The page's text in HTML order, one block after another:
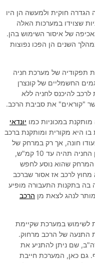
חוקית ולמעשה הן היו
שצוידו במערכות האלה
של איסור השימוש בהן.
השנים הן הפכו נפוצות
תפקודיה של מערכת חניה
החשמליים של קונצרן
להיכנס לחניה ללא
"קוראים" את סביבת הרכב.
במכוניות כמו יונדאי
בו היא מקורית ומותקנת ברכב
חונה, אך רק במרחק של
עד שישה מטרים, מהירות הרכב בעת תמרון החניה תהיה עד 10 קמ"ש,
המרחק שהוא נוסע לחפש
נמצא מחוץ לרכב אז אסור שברכב
בה בתקנות התעבורה מופיע
לנהג לצאת מן הרכב
לשימוש במערכת שקיימת
התנעה של הרכב מרחוק.
שם ניתן להתניע את
גם כאן, המערכת חייבת